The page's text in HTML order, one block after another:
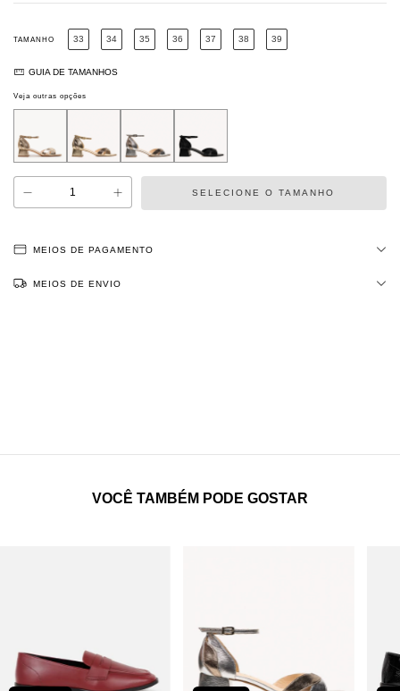
TAMANHO 33 34 35 36 37 38 39
GUIA DE TAMANHOS
Veja outras opções
MEIOS DE PAGAMENTO
MEIOS DE ENVIO
VOCÊ TAMBÉM PODE GOSTAR